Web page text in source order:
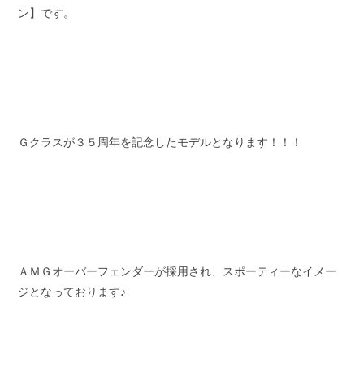
ン】です。
Ｇクラスが３５周年を記念したモデルとなります！！！
ＡＭＧオーバーフェンダーが採用され、スポーティーなイメー
ジとなっております♪